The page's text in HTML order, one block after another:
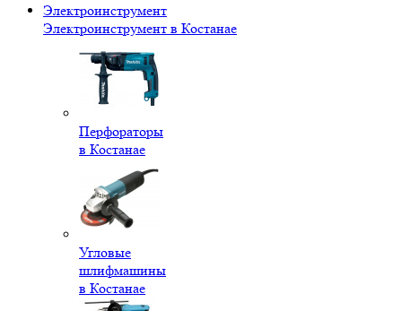
Электроинструмент
Электроинструмент в Костанае
Перфораторы
в Костанае
Угловые
шлифмашины
в Костанае